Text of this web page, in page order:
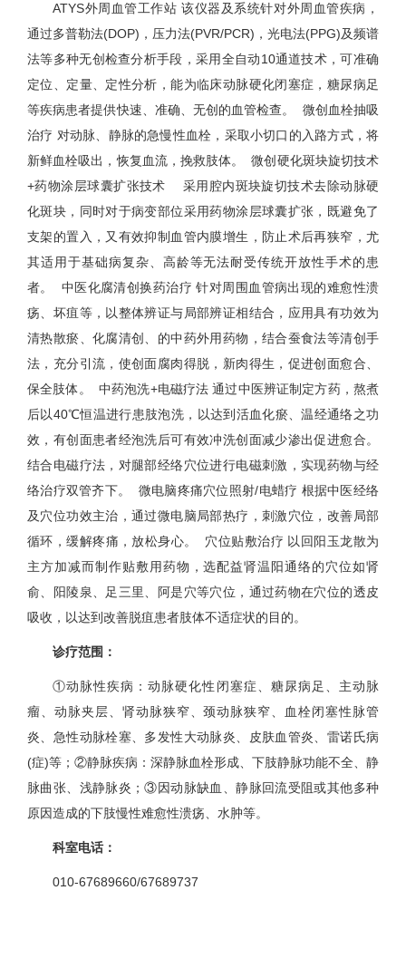
ATYS外周血管工作站 该仪器及系统针对外周血管疾病，
通过多普勒法(DOP)，压力法(PVR/PCR)，光电法(PPG)及频谱
法等多种无创检查分析手段，采用全自动10通道技术，可准确
定位、定量、定性分析，能为临床动脉硬化闭塞症，糖尿病足
等疾病患者提供快速、准确、无创的血管检查。 微创血栓抽吸
治疗 对动脉、静脉的急慢性血栓，采取小切口的入路方式，将
新鲜血栓吸出，恢复血流，挽救肢体。 微创硬化斑块旋切技术
+药物涂层球囊扩张技术 采用腔内斑块旋切技术去除动脉硬
化斑块，同时对于病变部位采用药物涂层球囊扩张，既避免了
支架的置入，又有效抑制血管内膜增生，防止术后再狭窄，尤
其适用于基础病复杂、高龄等无法耐受传统开放性手术的患
者。 中医化腐清创换药治疗 针对周围血管病出现的难愈性溃
疡、坏疽等，以整体辨证与局部辨证相结合，应用具有功效为
清热散瘀、化腐清创、的中药外用药物，结合蚕食法等清创手
法，充分引流，使创面腐肉得脱，新肉得生，促进创面愈合、
保全肢体。 中药泡洗+电磁疗法 通过中医辨证制定方药，熬煮
后以40℃恒温进行患肢泡洗，以达到活血化瘀、温经通络之功
效，有创面患者经泡洗后可有效冲洗创面减少渗出促进愈合。
结合电磁疗法，对腿部经络穴位进行电磁刺激，实现药物与经
络治疗双管齐下。 微电脑疼痛穴位照射/电蜡疗 根据中医经络
及穴位功效主治，通过微电脑局部热疗，刺激穴位，改善局部
循环，缓解疼痛，放松身心。 穴位贴敷治疗 以回阳玉龙散为
主方加减而制作贴敷用药物，选配益肾温阳通络的穴位如肾
俞、阳陵泉、足三里、阿是穴等穴位，通过药物在穴位的透皮
吸收，以达到改善脱疽患者肢体不适症状的目的。
诊疗范围：
①动脉性疾病：动脉硬化性闭塞症、糖尿病足、主动脉
瘤、动脉夹层、肾动脉狭窄、颈动脉狭窄、血栓闭塞性脉管
炎、急性动脉栓塞、多发性大动脉炎、皮肤血管炎、雷诺氏病
(症)等；②静脉疾病：深静脉血栓形成、下肢静脉功能不全、静
脉曲张、浅静脉炎；③因动脉缺血、静脉回流受阻或其他多种
原因造成的下肢慢性难愈性溃疡、水肿等。
科室电话：
010-67689660/67689737